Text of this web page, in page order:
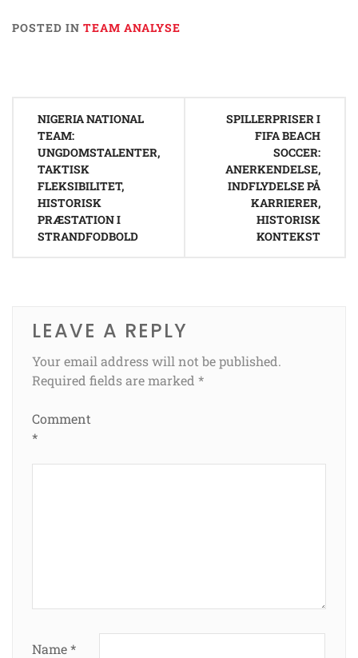
POSTED IN TEAM ANALYSE
navigation
NIGERIA NATIONAL
TEAM:
UNGDOMSTALENTER,
TAKTISK
FLEKSIBILITET,
HISTORISK
PRÆSTATION I
STRANDFODBOLD
SPILLERPRISER I
FIFA BEACH
SOCCER:
ANERKENDELSE,
INDFLYDELSE PÅ
KARRIERER,
HISTORISK
KONTEKST
LEAVE A REPLY
Your email address will not be published.
Required fields are marked *
Comment
*
Name*